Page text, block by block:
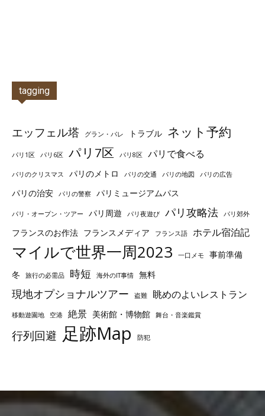
tagging
エッフェル塔 グラン・パレ トラブル ネット予約
パリ1区 パリ6区 パリ7区 パリ8区 パリで食べる
パリのクリスマス パリのメトロ パリの交通 パリの地図 パリの広告
パリの治安 パリの警察 パリミュージアムパス
パリ・オープン・ツアー パリ周遊 パリ夜遊び パリ攻略法 パリ郊外
フランスのお作法 フランスメディア フランス語 ホテル宿泊記
マイルで世界一周2023 一口メモ
事前準備
冬
旅行の必需品 時短 海外のIT事情 無料
現地オプショナルツアー 盗難 眺めのよいレストラン
移動遊園地 空港 絶景 美術館・博物館 舞台・音楽鑑賞
行列回避 足跡Map 防犯